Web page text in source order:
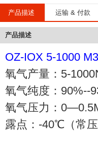
产品描述 运输 & 付款
产品描述
OZ-IOX 5-1000
氧气产量：5-
氧气纯度：90%--
氧气压力：
露点：-40℃（常